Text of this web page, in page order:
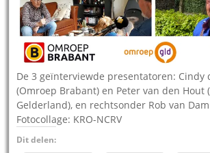
De 3 geïnterviewde presentatoren: Cindy
(Omroep Brabant) en Peter van den Hout
Gelderland), en rechtsonder Rob van Dam
Fotocollage: KRO-NCRV
Dit delen: